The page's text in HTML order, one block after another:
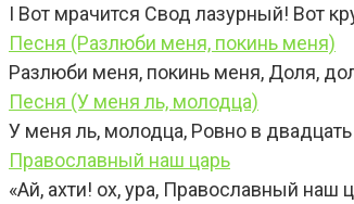
I Вот мрачится Свод лазурный! Вот
Песня (Разлюби меня, покинь меня)
Разлюби меня, покинь меня, Доля,
Песня (У меня ль, молодца)
У меня ль, молодца, Ровно в
Православный наш царь
«Ай, ахти! ох, ура, Православный наш